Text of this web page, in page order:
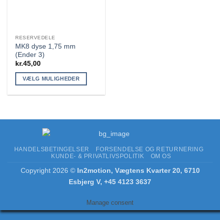
RESERVEDELE
MK8 dyse 1,75 mm
(Ender 3)
kr.45,00
VÆLG MULIGHEDER
flere
varianter.
kan
på
HANDELSBETINGELSER
FORSENDELSE OG RETURNERING
KUNDE- & PRIVATLIVSPOLITIK
OM OS
Copyright 2026 © In2motion, Vægtens Kvarter 20, 6710
Esbjerg V, +45 4123 3637
Manage consent